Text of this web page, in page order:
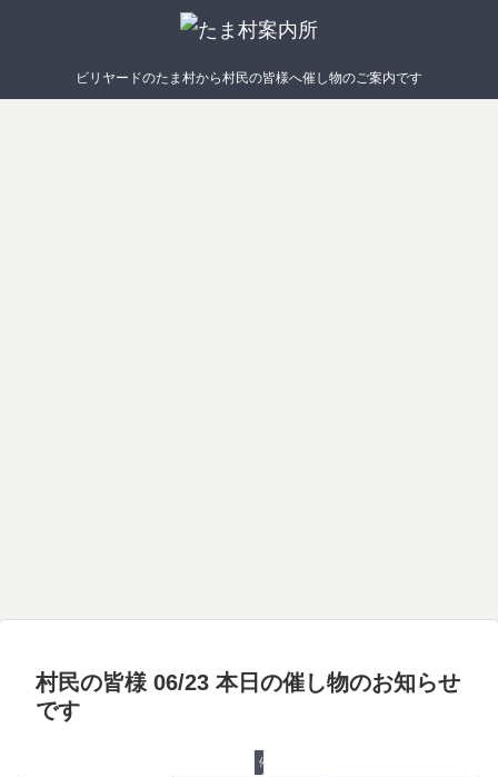
ビリヤードのたま村から村民の皆様へ催し物のご案内です
村民の皆様 06/23 本日の催し物のお知らせ
です
催し物